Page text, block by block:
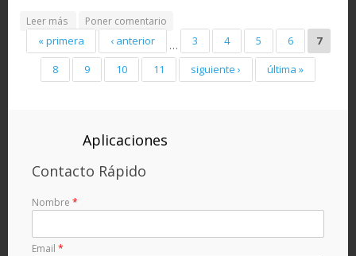
Leer más about “El Imamato” o la sucesión del Profeta Muhammad
Poner comentario
Pages
« primera ‹ anterior … 3 4 5 6
7
8
9 10 11 siguiente › última »
Aplicaciones
Contacto Rápido
Nombre *
Email *